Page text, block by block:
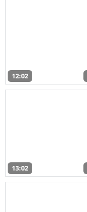
12:02
13:02